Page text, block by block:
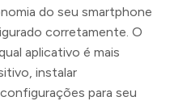
do seu smartphone
corretamente. O
aplicativo é mais
instalar
para seu